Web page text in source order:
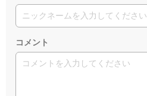
コメント